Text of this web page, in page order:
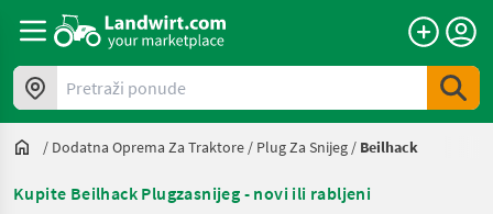
Pretraži ponude
/ Dodatna Oprema Za Traktore / Plug Za Snijeg / Beilhack
Kupite Beilhack Plugzasnijeg - novi ili rabljeni